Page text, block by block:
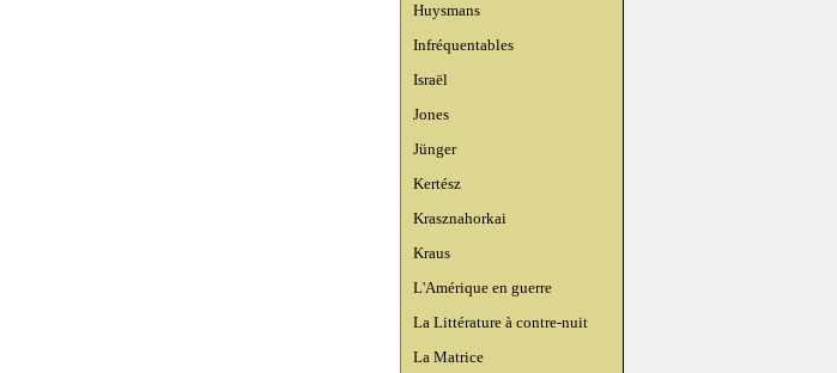
Huysmans
Infréquentables
Israël
Jones
Jünger
Kertész
Krasznahorkai
Kraus
L'Amérique en guerre
La Littérature à contre-nuit
La Matrice